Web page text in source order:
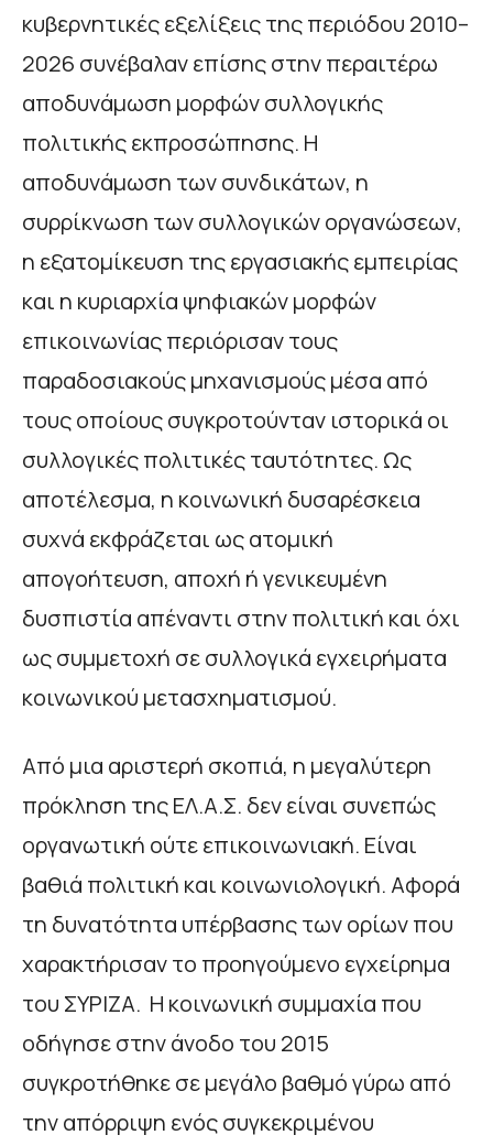
κυβερνητικές εξελίξεις της περιόδου 2010–
2026 συνέβαλαν επίσης στην περαιτέρω
αποδυνάμωση μορφών συλλογικής
πολιτικής εκπροσώπησης. Η
αποδυνάμωση των συνδικάτων, η
συρρίκνωση των συλλογικών οργανώσεων,
η εξατομίκευση της εργασιακής εμπειρίας
και η κυριαρχία ψηφιακών μορφών
επικοινωνίας περιόρισαν τους
παραδοσιακούς μηχανισμούς μέσα από
τους οποίους συγκροτούνταν ιστορικά οι
συλλογικές πολιτικές ταυτότητες. Ως
αποτέλεσμα, η κοινωνική δυσαρέσκεια
συχνά εκφράζεται ως ατομική
απογοήτευση, αποχή ή γενικευμένη
δυσπιστία απέναντι στην πολιτική και όχι
ως συμμετοχή σε συλλογικά εγχειρήματα
κοινωνικού μετασχηματισμού.
Από μια αριστερή σκοπιά, η μεγαλύτερη
πρόκληση της ΕΛ.Α.Σ. δεν είναι συνεπώς
οργανωτική ούτε επικοινωνιακή. Είναι
βαθιά πολιτική και κοινωνιολογική. Αφορά
τη δυνατότητα υπέρβασης των ορίων που
χαρακτήρισαν το προηγούμενο εγχείρημα
του ΣΥΡΙΖΑ. Η κοινωνική συμμαχία που
οδήγησε στην άνοδο του 2015
συγκροτήθηκε σε μεγάλο βαθμό γύρω από
την απόρριψη ενός συγκεκριμένου